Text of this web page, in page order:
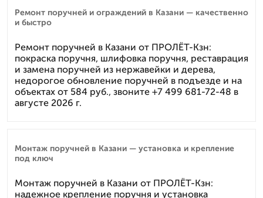
Ремонт поручней и ограждений в Казани — качественно
и быстро
Ремонт поручней в Казани от ПРОЛЁТ-Кзн:
покраска поручня, шлифовка поручня, реставрация
и замена поручней из нержавейки и дерева,
недорогое обновление поручней в подъезде и на
объектах от 584 руб., звоните +7 499 681-72-48 в
августе 2026 г.
Монтаж поручней в Казани — установка и крепление
под ключ
Монтаж поручней в Казани от ПРОЛЁТ-Кзн:
надежное крепление поручня и установка